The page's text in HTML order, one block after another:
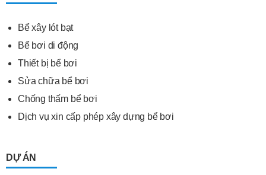
Bể xây lót bạt
Bể bơi di động
Thiết bị bể bơi
Sửa chữa bể bơi
Chống thấm bể bơi
Dịch vụ xin cấp phép xây dựng bể bơi
DỰ ÁN